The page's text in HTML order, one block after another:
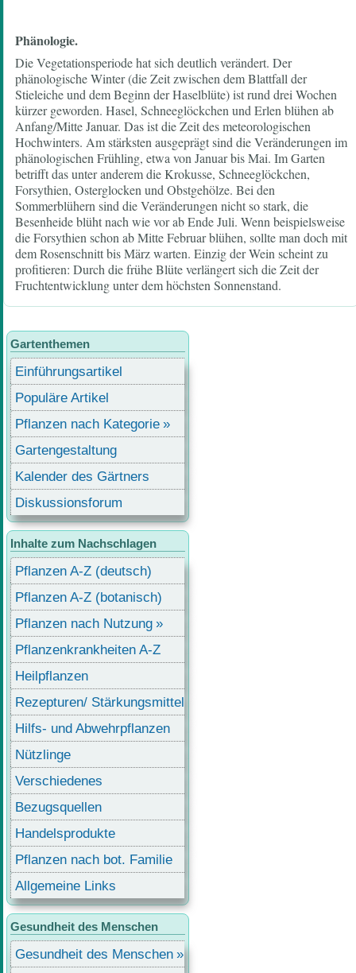
Phänologie.
Die Vegetationsperiode hat sich deutlich verändert. Der
phänologische Winter (die Zeit zwischen dem Blattfall der
Stieleiche und dem Beginn der Haselblüte) ist rund drei Wochen
kürzer geworden. Hasel, Schneeglöckchen und Erlen blühen ab
Anfang/Mitte Januar. Das ist die Zeit des meteorologischen
Hochwinters. Am stärksten ausgeprägt sind die Veränderungen im
phänologischen Frühling, etwa von Januar bis Mai. Im Garten
betrifft das unter anderem die Krokusse, Schneeglöckchen,
Forsythien, Osterglocken und Obstgehölze. Bei den
Sommerblühern sind die Veränderungen nicht so stark, die
Besenheide blüht nach wie vor ab Ende Juli. Wenn beispielsweise
die Forsythien schon ab Mitte Februar blühen, sollte man doch mit
dem Rosenschnitt bis März warten. Einzig der Wein scheint zu
profitieren: Durch die frühe Blüte verlängert sich die Zeit der
Fruchtentwicklung unter dem höchsten Sonnenstand.
Gartenthemen
Einführungsartikel
Populäre Artikel
Pflanzen nach Kategorie
Gartengestaltung
Kalender des Gärtners
Diskussionsforum
Inhalte zum Nachschlagen
Pflanzen A-Z (deutsch)
Pflanzen A-Z (botanisch)
Pflanzen nach Nutzung
Pflanzenkrankheiten A-Z
Heilpflanzen
Rezepturen/ Stärkungsmittel
Hilfs- und Abwehrpflanzen
Nützlinge
Verschiedenes
Bezugsquellen
Handelsprodukte
Pflanzen nach bot. Familie
Allgemeine Links
Gesundheit des Menschen
Gesundheit des Menschen